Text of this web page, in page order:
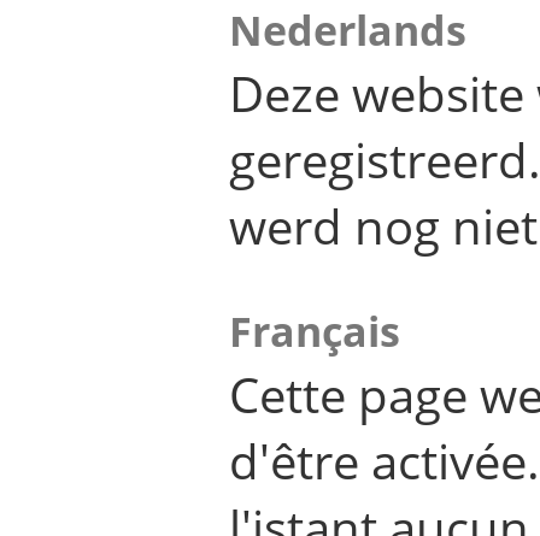
Nederlands
Deze
werd nog
Français
Cette page
d'être